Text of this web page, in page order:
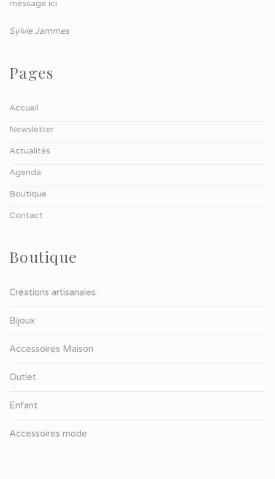
message ici
Sylvie Jammes
Pages
Accueil
Newsletter
Actualités
Agenda
Boutique
Contact
Boutique
Créations artisanales
Bijoux
Accessoires Maison
Outlet
Enfant
Accessoires mode